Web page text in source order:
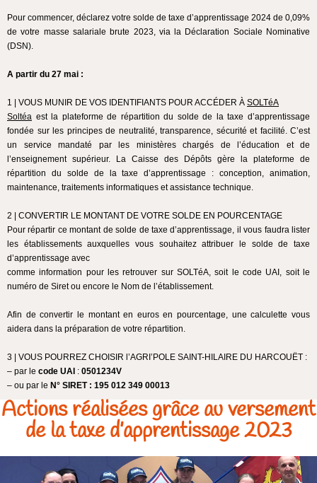
Pour commencer, déclarez votre solde de taxe d’apprentissage 2024 de 0,09%
de votre masse salariale brute 2023, via la Déclaration Sociale Nominative
(DSN).
A partir du 27 mai :
1 | VOUS MUNIR DE VOS IDENTIFIANTS POUR ACCÉDER À SOLTéA
Soltéa est la plateforme de répartition du solde de la taxe d’apprentissage
fondée sur les principes de neutralité, transparence, sécurité et facilité. C’est
un service mandaté par les ministères chargés de l’éducation et de
l’enseignement supérieur. La Caisse des Dépôts gère la plateforme de
répartition du solde de la taxe d’apprentissage : conception, animation,
maintenance, traitements informatiques et assistance technique.
2 | CONVERTIR LE MONTANT DE VOTRE SOLDE EN POURCENTAGE
Pour répartir ce montant de solde de taxe d’apprentissage, il vous faudra lister
les établissements auxquelles vous souhaitez attribuer le solde de taxe
d’apprentissage avec
comme information pour les retrouver sur SOLTéA, soit le code UAI, soit le
numéro de Siret ou encore le Nom de l’établissement.
Afin de convertir le montant en euros en pourcentage, une calculette vous
aidera dans la préparation de votre répartition.
3 | VOUS POURREZ CHOISIR l’AGRI’POLE SAINT-HILAIRE DU HARCOUËT :
– par le code UAI : 0501234V
– ou par le N° SIRET : 195 012 349 00013
Actions réalisées grâce au versement
de la taxe d’apprentissage 2023